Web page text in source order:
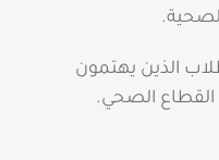
الذين يهتمون
القطاع الصحي.